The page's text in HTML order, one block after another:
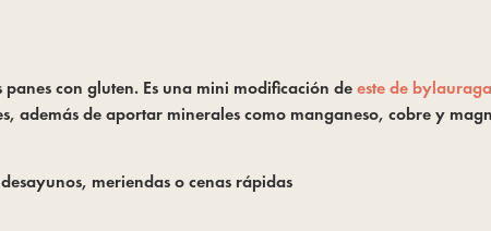
con gluten. Es una mini modificación deeste de
además de aportar minerales como manganeso, cobre y
meriendas o cenas rápidas